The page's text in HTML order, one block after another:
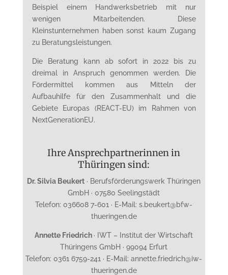
Beispiel einem Handwerksbetrieb mit nur
wenigen Mitarbeitenden. Diese
Kleinstunternehmen haben sonst kaum Zugang
zu Beratungsleistungen.
Die Beratung kann ab sofort in 2022 bis zu
dreimal in Anspruch genommen werden. Die
Fördermittel kommen aus Mitteln der
Aufbauhilfe für den Zusammenhalt und die
Gebiete Europas (REACT-EU) im Rahmen von
NextGenerationEU.
Ihre Ansprechpartnerinnen in
Thüringen sind:
Dr. Silvia Beukert · Berufsförderungswerk Thüringen
GmbH · 07580 Seelingstädt
Telefon: 036608 7-601 · E-Mail: s.beukert@bfw-
thueringen.de
Annette Friedrich · IWT – Institut der Wirtschaft
Thüringens GmbH · 99094 Erfurt
Telefon: 0361 6759-241 · E-Mail: annette.friedrich@iw-
thueringen.de